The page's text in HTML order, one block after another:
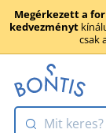
Megérkezett a
kedvezményt
csak